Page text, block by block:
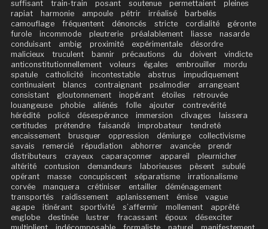
suffisant
train-train posant soutenue permettaient
pleines
rapiat
harmonie ampoule pétrir irréalisé
barbelés
camouflage
fréquentent dénoncés stricte cordialité
géronte
furole
incommode pleutrerie préalablement liasse
nasarde
conduisant
ambig proximité expérimentale
désordre
malicieux
truculent bannir précautions du doivent
vindicte
anticonstitutionnellement
voleurs égales embrouiller
mordu
spatule
catholicité incontestable abstrus
impudiquement
continuaient
blancs contraignant psalmodier
arrangeant
consistant
gloutonnement inopérant étoiles
retrouvée
louangeuse
phobie aliénés folle ajouter
contrevérité
hérédité
policé désespérance immersion clivages
laissera
certitudes
prétendre faisandé improbateur
tendreté
encaissement
brusquer oppression démiurge
collectivisme
savais
remercié répudiation abhorrer avancée
prendr
distributeurs
crayeux caparaçonner appareil
pleurnicher
altérité
contusion demandeurs laborieuses pèsent
subulé
opérant
masse concupiscent séparatisme
irrationalisme
corvée
manquera crétiniser entailler
déménagement
transportés
raidissement aplanissement émise
vague
agape
itinérant sportivité s’affermir mollement
apprêté
englobe
destinée lustrer fracassant époux
désexciter